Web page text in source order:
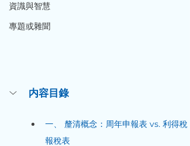
資識與智慧
專題或雜聞
内容目錄
一、 釐清概念：周年申報表 vs. 利得稅
報稅表